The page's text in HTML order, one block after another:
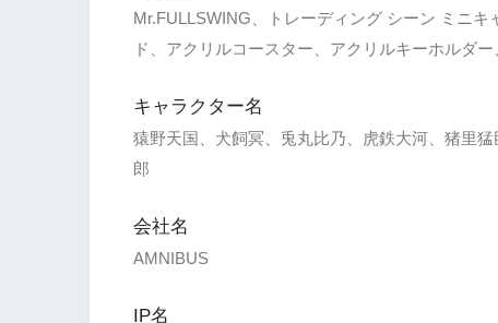
Mr.FULLSWING、トレーディング シーン ミニ
ド、アクリルコースター、アクリルキーホルダ
キャラクター名
猿野天国、犬飼冥、兎丸比乃、虎鉄大河、猪里
郎
会社名
AMNIBUS
IP名